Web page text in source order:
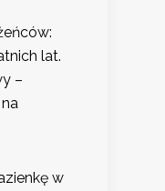
lat.
–
w